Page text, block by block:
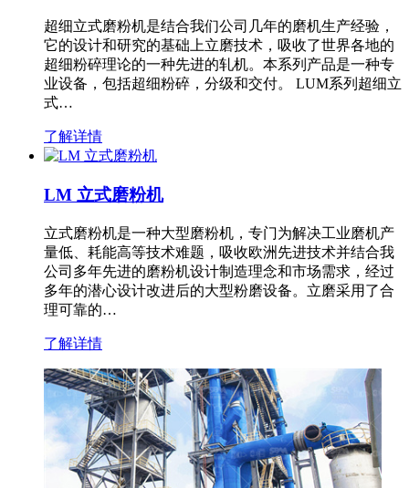
超细立式磨粉机是结合我们公司几年的磨机生产经验，
它的设计和研究的基础上立磨技术，吸收了世界各地的
超细粉碎理论的一种先进的轧机。本系列产品是一种专
业设备，包括超细粉碎，分级和交付。 LUM系列超细立
式…
了解详情
LM 立式磨粉机
立式磨粉机是一种大型磨粉机，专门为解决工业磨机产
量低、耗能高等技术难题，吸收欧洲先进技术并结合我
公司多年先进的磨粉机设计制造理念和市场需求，经过
多年的潜心设计改进后的大型粉磨设备。立磨采用了合
理可靠的…
了解详情